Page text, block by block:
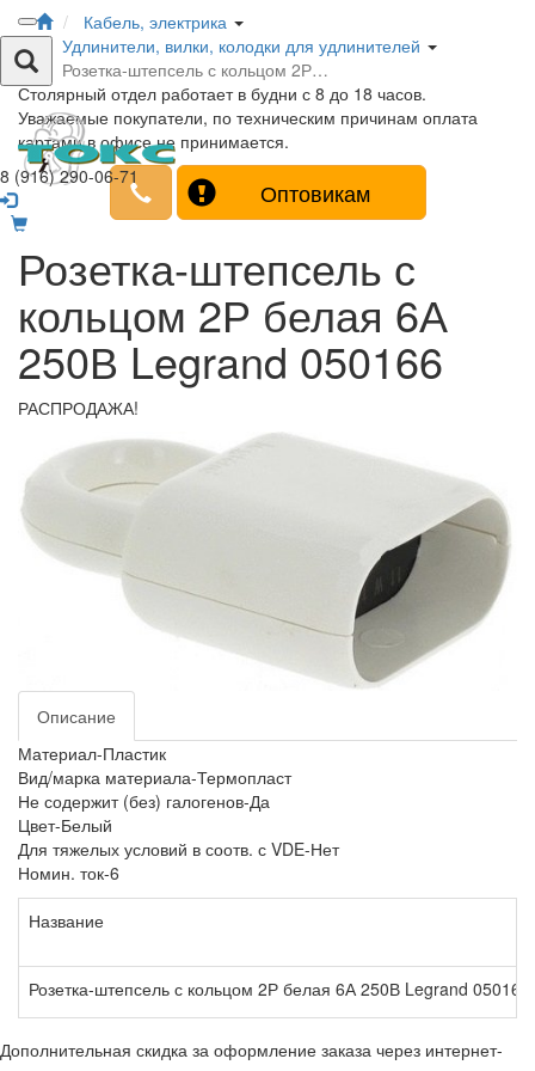
8 (916) 290-06-71
Кабель, электрика
Удлинители, вилки, колодки для удлинителей
Розетка-штепсель с кольцом 2Р…
Столярный отдел работает в будни с 8 до 18 часов.
Уважаемые покупатели, по техническим причинам оплата
картами в офисе не принимается.
Оптовикам
Розетка-штепсель с
кольцом 2Р белая 6А
250В Legrand 050166
РАСПРОДАЖА!
Описание
Материал-Пластик
Вид/марка материала-Термопласт
Не содержит (без) галогенов-Да
Цвет-Белый
Для тяжелых условий в соотв. с VDE-Нет
Номин. ток-6
Название
Розетка-штепсель с кольцом 2Р белая 6А 250В Legrand 050166
Дополнительная скидка за оформление заказа через интернет-